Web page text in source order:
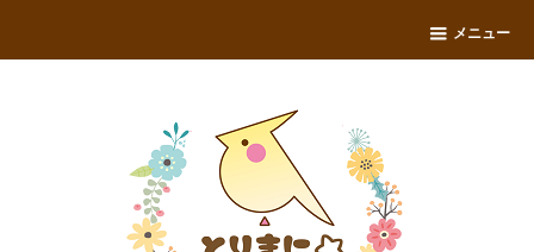
メニュー